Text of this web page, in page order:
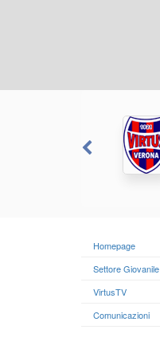
Homepage
Settore Giovanile
VirtusTV
Comunicazioni